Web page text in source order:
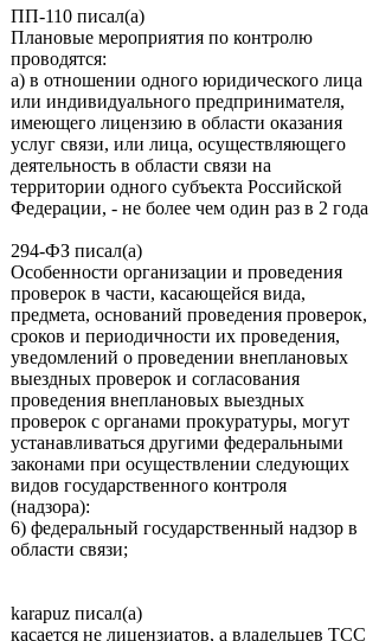
ПП-110 писал(а)
Плановые мероприятия по контролю
проводятся:
а) в отношении одного юридического лица
или индивидуального предпринимателя,
имеющего лицензию в области оказания
услуг связи, или лица, осуществляющего
деятельность в области связи на
территории одного субъекта Российской
Федерации, - не более чем один раз в 2 года
294-ФЗ писал(а)
Особенности организации и проведения
проверок в части, касающейся вида,
предмета, оснований проведения проверок,
сроков и периодичности их проведения,
уведомлений о проведении внеплановых
выездных проверок и согласования
проведения внеплановых выездных
проверок с органами прокуратуры, могут
устанавливаться другими федеральными
законами при осуществлении следующих
видов государственного контроля
(надзора):
6) федеральный государственный надзор в
области связи;
karapuz писал(а)
касается не лицензиатов, а владельцев ТСС